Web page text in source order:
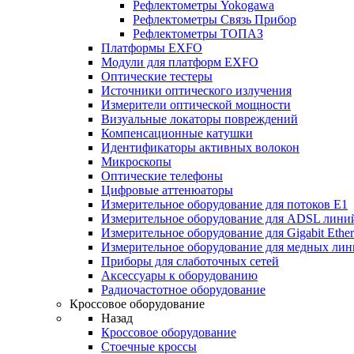
Рефлектометры Yokogawa
Рефлектометры Связь Прибор
Рефлектометры ТОПАЗ
Платформы EXFO
Модули для платформ EXFO
Оптические тестеры
Источники оптического излучения
Измерители оптической мощности
Визуальные локаторы повреждений
Компенсационные катушки
Идентификаторы активных волокон
Микроскопы
Оптические телефоны
Цифровые аттенюаторы
Измерительное оборудование для потоков Е1
Измерительное оборудование для ADSL
Измерительное оборудование для Gigabit
Измерительное оборудование для медных
Приборы для слаботочных сетей
Аксессуары к оборудованию
Радиочастотное оборудование
Кроссовое оборудование
Назад
Кроссовое оборудование
Стоечные кроссы